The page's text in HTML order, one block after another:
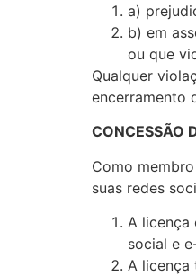
a)
b) em
ou que
Qualquer
encerramento
CONCESSÃO
Como
suas redes
A licença
social e
A licença